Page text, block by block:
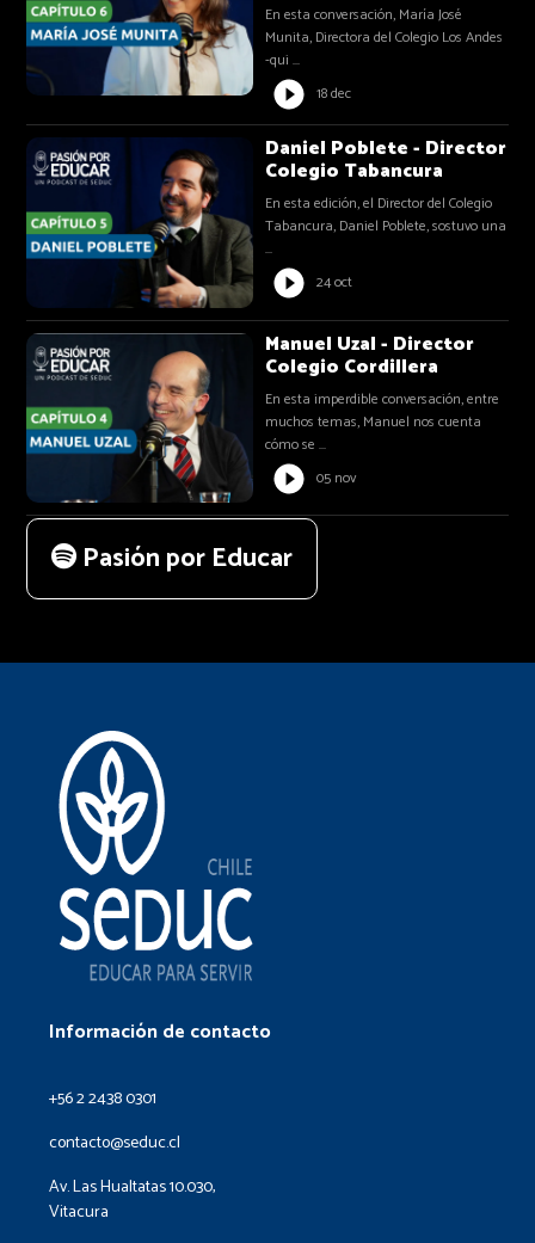
En esta conversación, María José
Munita, Directora del Colegio Los Andes
-qui ...
18 dec
Daniel Poblete - Director
Colegio Tabancura
En esta edición, el Director del Colegio
Tabancura, Daniel Poblete, sostuvo una
...
24 oct
Manuel Uzal - Director
Colegio Cordillera
En esta imperdible conversación, entre
muchos temas, Manuel nos cuenta
cómo se ...
05 nov
Pasión por Educar
Información de contacto
+56 2 2438 0301
contacto@seduc.cl
Av. Las Hualtatas 10.030,
Vitacura